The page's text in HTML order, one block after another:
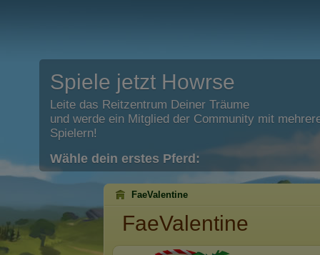
Spiele jetzt Howrse
Leite das Reitzentrum Deiner Träume
und werde ein Mitglied der Community mit
Spielern!
Wähle dein erstes Pferd:
FaeValentine
FaeValentine